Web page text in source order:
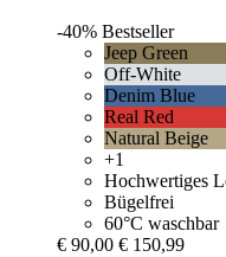
-40% Bestseller
Jeep Green
Off-White
Denim Blue
Real Red
Natural Beige
+1
Hochwertiges
Bügelfrei
60°C waschbar
€ 90,00 € 150,99